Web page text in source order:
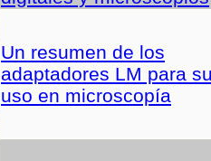
Un resumen de los
adaptadores LM para
uso en microscopía